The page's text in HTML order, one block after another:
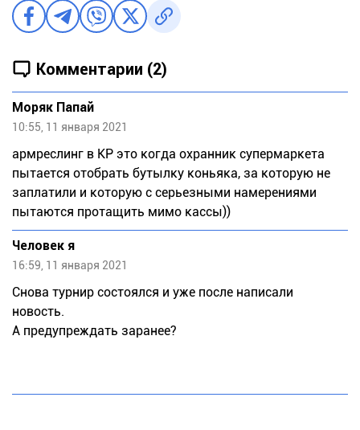
Комментарии (2)
Моряк Папай
10:55, 11 января 2021
армреслинг в КР это когда охранник супермаркета
пытается отобрать бутылку коньяка, за которую не
заплатили и которую с серьезными намерениями
пытаются протащить мимо кассы))
Человек я
16:59, 11 января 2021
Снова турнир состоялся и уже после написали
новость.
А предупреждать заранее?